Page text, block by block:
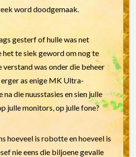
word doodgemaak.
gesterf of hulle was net
het te siek geword om nog te
verstand was onder die beheer
erger as enige MK Ultra-
die nuusstasies en sien julle
julle monitors, op julle fone?
hoeveel is robotte en hoeveel is
nie eens die biljoene gevalle